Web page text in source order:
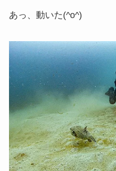
あっ、動いた(^o^)